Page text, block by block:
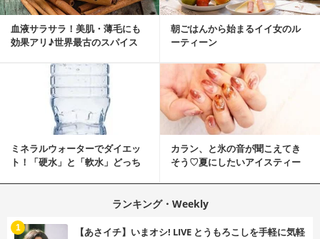
血液サラサラ！美肌・薄毛にも
効果アリ♪世界最古のスパイス
朝ごはんから始まるイイ女のル
ーティーン
ミネラルウォーターでダイエッ
ト！「硬水」と「軟水」どっち
カラン、と氷の音が聞こえてき
そう♡夏にしたいアイスティー
ランキング・Weekly
【あさイチ】いまオシ! LIVE とうもろこしを手軽に気軽
1